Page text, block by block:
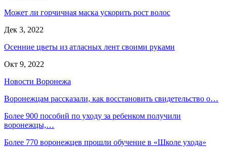
Может ли горчичная маска ускорить рост волос
Дек 3, 2022
Осенние цветы из атласных лент своими руками
Окт 9, 2022
Новости Воронежа
Воронежцам рассказали, как восстановить свидетельство о…
Более 900 пособий по уходу за ребенком получили
воронежцы,…
Более 770 воронежцев прошли обучение в «Школе ухода»